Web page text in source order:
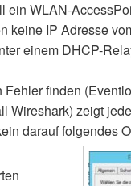
ein WLAN-
keine IP Adresse
einem DHCP-
Fehler finden
Wireshark) zeigt
darauf folgendes